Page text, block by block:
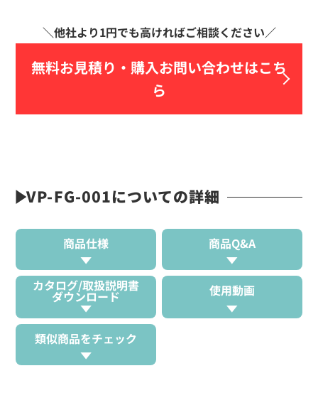
無料お見積り・ 購入お問い合わせはこち
ら
VP-FG-001についての詳細
商品仕様 商品Q&A
カタログ/取扱説明書
ダウンロード 使用動画
類似商品をチェック